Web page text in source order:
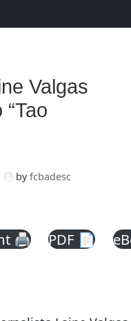
Valgas
byfcbadesc
🖨 PDF 📄